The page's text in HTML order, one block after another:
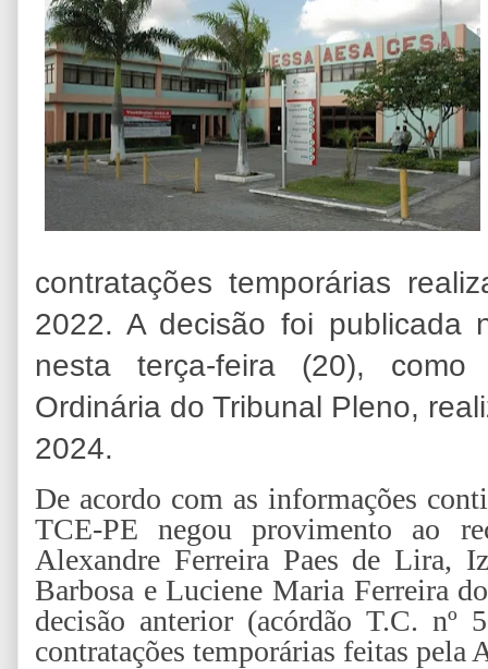
contratações temporárias
2022. A decisão foi publicada
nesta terça-feira (20),
Ordinária do Tribunal Pleno,
2024.
De acordo com as informações
TCE-PE negou provimento ao
Alexandre Ferreira Paes de Lira,
Barbosa e Luciene Maria Ferreira
decisão anterior (acórdão T.C. nº
contratações temporárias feitas pela